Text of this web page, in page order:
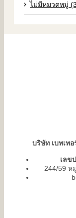
ไม่มีหมวดหมู่
บริษัท เบทเท
เลข
244/59 ห